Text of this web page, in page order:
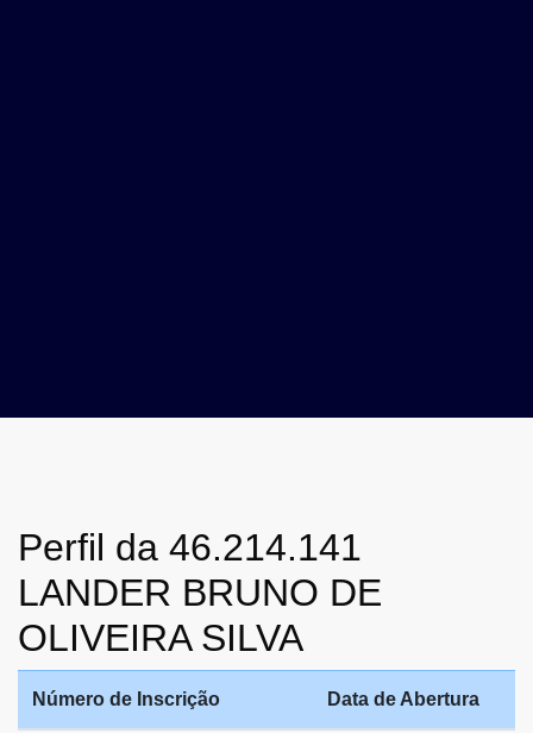
Perfil da 46.214.141
LANDER BRUNO DE
OLIVEIRA SILVA
Número de Inscrição Data de Abertura